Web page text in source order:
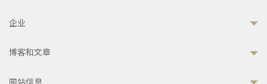
企业
博客和文章